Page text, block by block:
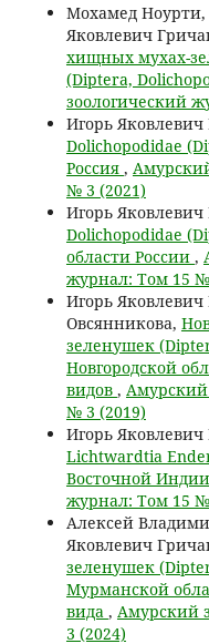
Мохамед Ноурти,
Яковлевич
хищных мухах-
(Diptera,
зоологический
Игорь Яковлевич
Dolichopodidae
Россия ,
№ 3 (2021)
Игорь Яковлевич
Dolichopodidae
области России ,
журнал: Том 15 №
Игорь
Овсянникова,
зеленушек
Новгородской
видов , Амурский
№ 3 (2019)
Игорь Яковлевич
Lichtwardtia
Восточной Индии
журнал: Том 15 №
Алексей
Яковлевич
зеленушек
Мурманской
вида , Амурский
3 (2024)